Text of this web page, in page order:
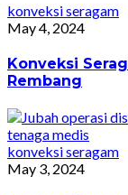
konveksi seragam
May 4, 2024
Konveksi
Rembang
konveksi seragam
May 3, 2024